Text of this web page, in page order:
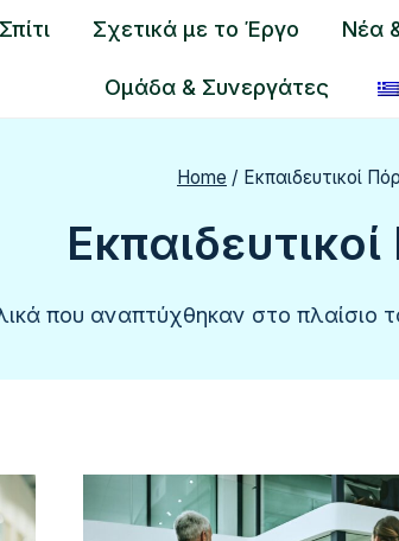
Σπίτι Σχετικά με το Έργο Νέα
Ομάδα & Συνεργάτες
Home / Εκπαιδευτικοί
που αναπτύχθηκαν στο πλαίσιο